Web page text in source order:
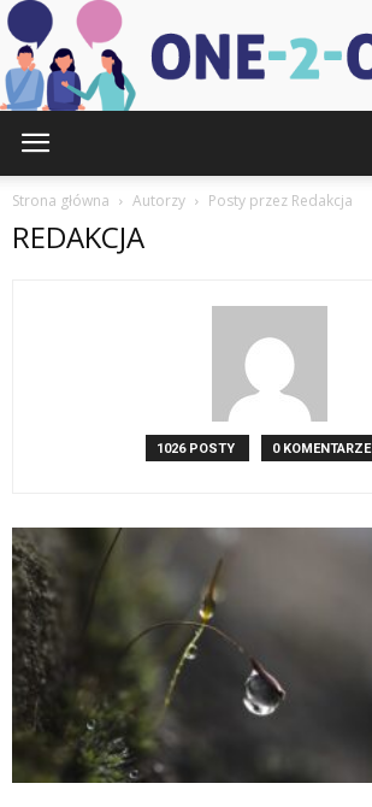
one.pl
Strona główna Autorzy Posty przez Redakcja
REDAKCJA
1026 POSTY 0 KOMENTARZE